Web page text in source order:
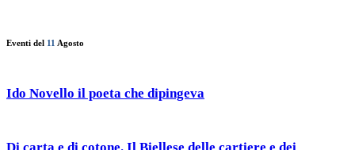
Eventi del 11 Agosto
Ido Novello il poeta che dipingeva
Di carta e di cotone. Il Biellese delle cartiere e dei